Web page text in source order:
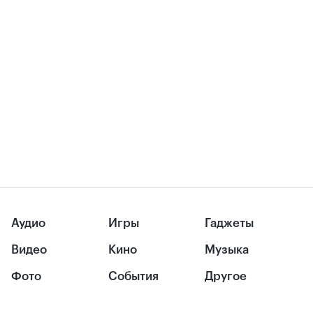
Аудио
Видео
Фото
Игры
Кино
События
Гаджеты
Музыка
Другое